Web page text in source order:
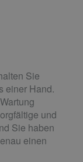
Sie
einer Hand.
und
Sie haben
einen